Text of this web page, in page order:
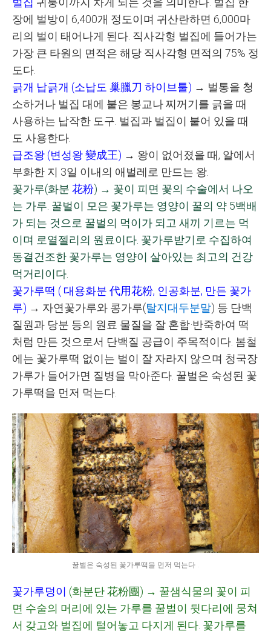
장에 벌방이 6,400개 정도이며 귀산란하면 6,000마
리의 벌이 태어나게 된다 직사각형 벌집에 들어가는
가장 큰 타원의 면적은 해당 직사각형 면적의 75% 정
도다
긁개 납긁개 (소납도 巢臘刀 하이브툴) → 벌통을 청
소하거나 벌집 대에 붙은 봉교나 찌꺼기를 긁을 때
사용하는 납작한 도구 벌집과 벌집이 붙어 있을 때
도 사용한다
급조왕 (변성왕變成王) → 왕이 없어졌을 때, 알에서
부화한 지 3일 이내의 애벌레로 만드는 왕
꽃가루(화분 花粉) → 꽃이 피면 꽃의 수술에서 나오
는 가루 꿀벌이 모은 꽃가루는 영양이 꿀의 약 5백배
가 되는 것으로 꿀벌의 먹이가 되고 새끼 기르는 먹
이며 로열젤리의 원료이다 꽃가루받기로 수집하여
동결건조한 꽃가루는 영양이 살아있는 최고의 건강
먹거리이다
꽃가루떡 ( 대용화분 代用花粉, 인공화분, 만든 꽃가
루) → 자연꽃가루와 콩가루(탈지대두분말) 등 단백
질원과 당분 등의 원료 물질을 잘 혼합·반죽하여 떡
처럼 만든 것으로서 단백질 공급이 주목적이다 봄철
에는 꽃가루떡 없이는 벌이 잘 자라지 않으며 청국장
가루가 들어가면 질병을 막아준다 . 꿀벌은 숙성된 꽃
가루떡을 먼저 먹는다.
꿀벌은 숙성된 꽃가루떡을 먼저 먹는다 .
꽃가루덩이 (화분단花粉團) → 꿀샘식물의 꽃이 피
면 수술의 머리에 있는 가루를 꿀벌이 뒷다리에 뭉쳐
서 갖고와 벌집에 털어놓고 다지게 된다 . 꽃가루를